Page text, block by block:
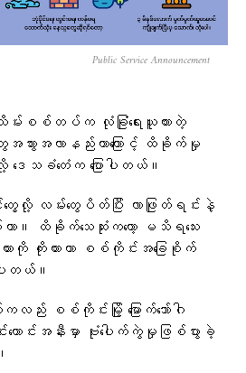
Public Service Announcement
သိမ်းစစ်တပ်က လုံခြုံရေးယူထားတဲ့
ားအလာနည်းတာကြောင့် ထိခိုက်မှု
ေသခံ​တေံက ပြောပါတယ်။
းတွေ့လို့ လမ်းတွေပိတ်ပြီး လာဖြုတ်ရင်းနဲ့
ာ။ ထိခိုက်သေဆုံးကတော့ မသိရသေး
ကို ကိုးကားကာ စစ်ကိုင်းအခြေစိုက်
ါတယ်။
း စစ်ကိုင်းမြို့ မြောက်ဘော်ဂါ
ာင်းအနီးမှာ ဗုံးပေါက်ကွဲမှုဖြစ်ပွားခဲ့